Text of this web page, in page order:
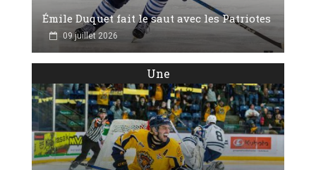
Émile Duquet fait le saut avec les Patriotes
09 juillet 2026
Une